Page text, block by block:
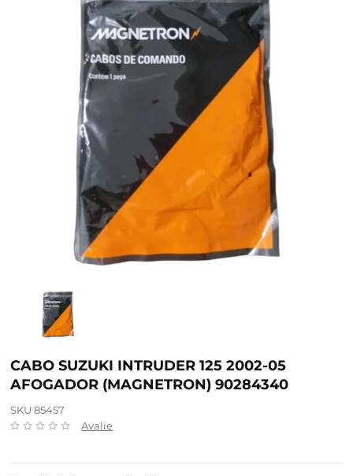
CABO SUZUKI INTRUDER 125 2002-05
AFOGADOR (MAGNETRON) 90284340
SKU 85457
Avalie